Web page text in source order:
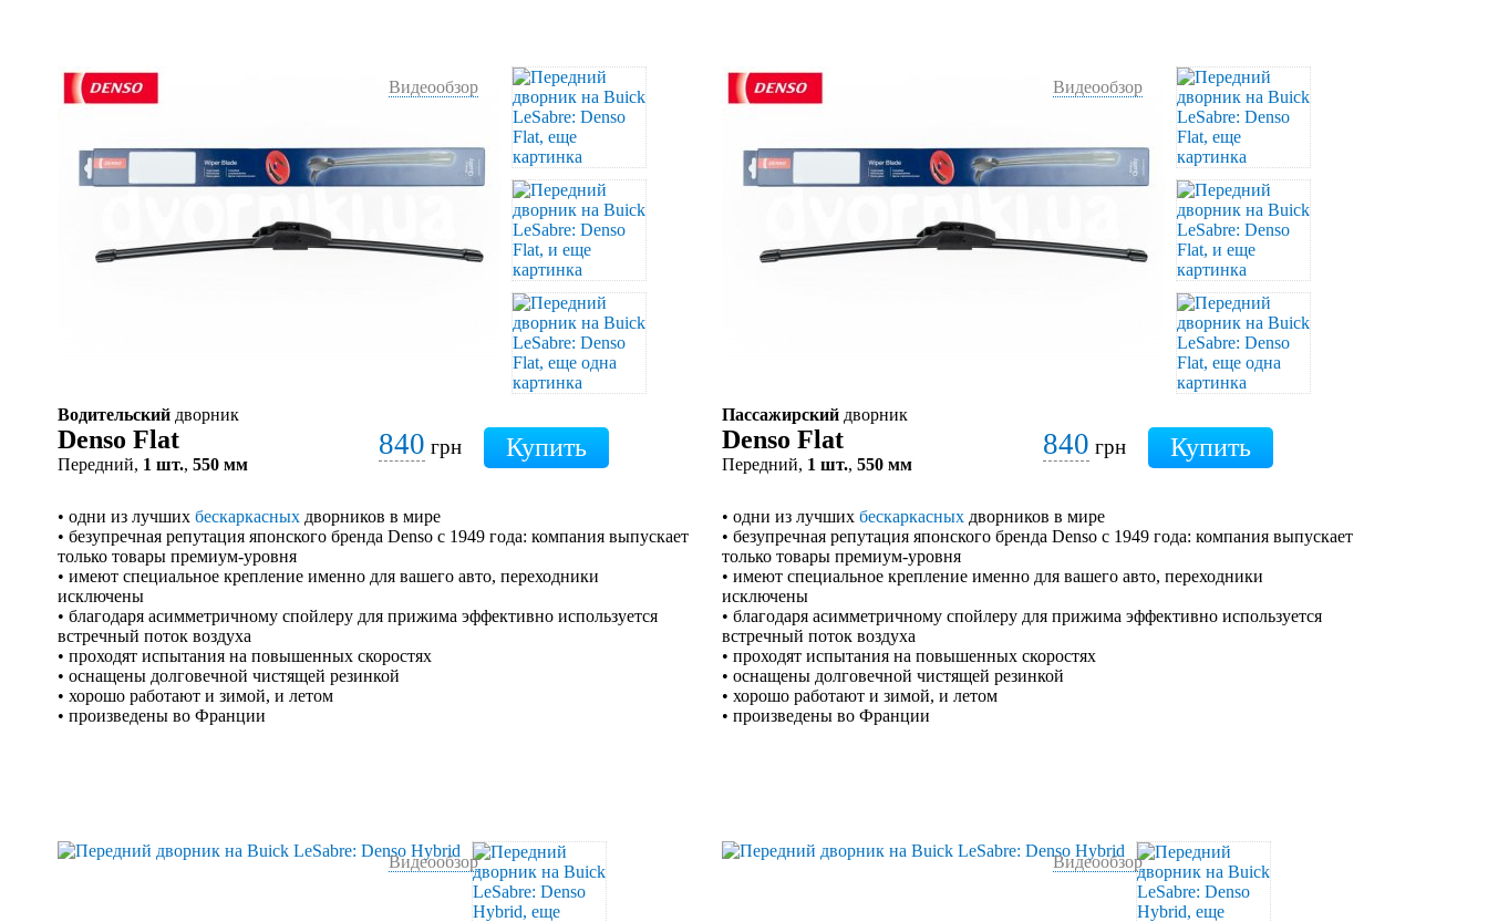
Видеообзор
Водительский дворник
Denso Flat
Передний, 1 шт., 550 мм
840 грн
• одни из лучших бескаркасных дворников в мире
• безупречная репутация японского бренда Denso с 1949 года: компания выпускает
только товары премиум-уровня
• имеют специальное крепление именно для вашего авто, переходники
исключены
• благодаря асимметричному спойлеру для прижима эффективно используется
встречный поток воздуха
• проходят испытания на повышенных скоростях
• оснащены долговечной чистящей резинкой
• хорошо работают и зимой, и летом
• произведены во Франции
Видеообзор
Пассажирский дворник
Denso Flat
Передний, 1 шт., 550 мм
840 грн
• одни из лучших бескаркасных дворников в мире
• безупречная репутация японского бренда Denso с 1949 года: компания выпускает
только товары премиум-уровня
• имеют специальное крепление именно для вашего авто, переходники
исключены
• благодаря асимметричному спойлеру для прижима эффективно используется
встречный поток воздуха
• проходят испытания на повышенных скоростях
• оснащены долговечной чистящей резинкой
• хорошо работают и зимой, и летом
• произведены во Франции
Видеообзор Видеообзор